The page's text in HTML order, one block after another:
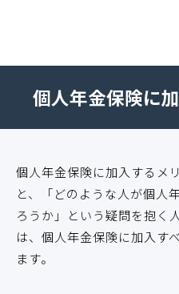
個人年金保険に
個人年金保険に加入するメ
と、「どのような人が個人
ろうか」という疑問を抱く
は、個人年金保険に加入す
ます。